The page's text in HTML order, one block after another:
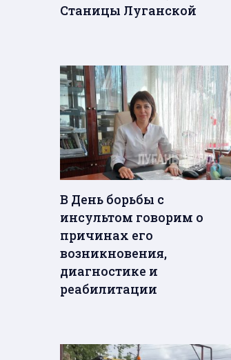
Станицы Луганской
В День борьбы с
инсультом говорим о
причинах его
возникновения,
диагностике и
реабилитации